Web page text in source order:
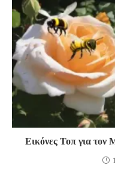
Εικόνες Τοπ για